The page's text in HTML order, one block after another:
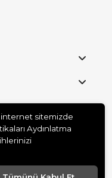
saklıdır.
sitemizde
Aydınlatma